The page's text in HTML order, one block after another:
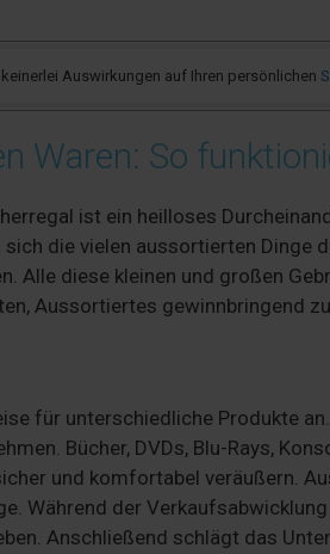
keinerlei Auswirkungen auf Ihren persönlichen
Waren: So
ist ein heilloses
die vielen aussortierten Dinge
Alle diese kleinen und großen
Aussortiertes gewinnbringend zu
für unterschiedliche Produkte
Bücher, DVDs, Blu-Rays,
und komfortabel veräußern.
Während der
Anschließend schlägt das